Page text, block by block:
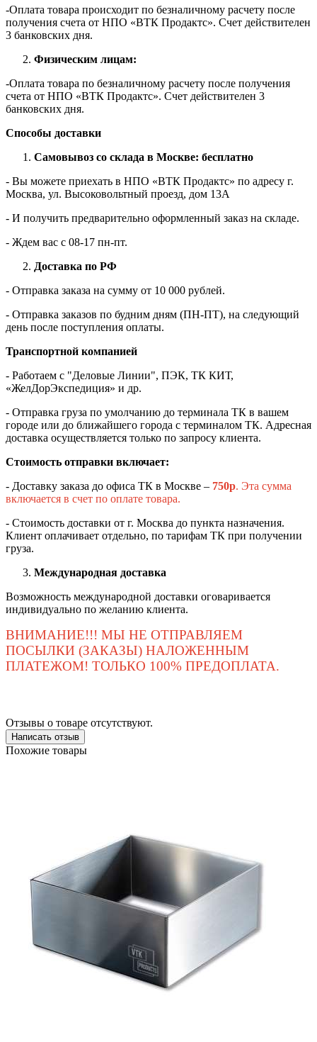
-Оплата товара происходит по безналичному расчету после
получения счета от НПО «ВТК Продактс». Счет действителен
3 банковских дня.
Физическим лицам:
-Оплата товара по безналичному расчету после получения
счета от НПО «ВТК Продактс». Счет действителен 3
банковских дня.
Способы доставки
Самовывоз со склада в Москве: бесплатно
- Вы можете приехать в НПО «ВТК Продактс» по адресу г.
Москва, ул. Высоковольтный проезд, дом 13А
- И получить предварительно оформленный заказ на складе.
- Ждем вас c 08-17 пн-пт.
Доставка по РФ
- Отправка заказа на сумму от 10 000 рублей.
- Отправка заказов по будним дням (ПН-ПТ), на следующий
день после поступления оплаты.
Транспортной компанией
- Работаем с "Деловые Линии", ПЭК, ТК КИТ,
«ЖелДорЭкспедиция» и др.
- Отправка груза по умолчанию до терминала ТК в вашем
городе или до ближайшего города с терминалом ТК. Адресная
доставка осуществляется только по запросу клиента.
Стоимость отправки включает:
- Доставку заказа до офиса ТК в Москве – 750р. Эта сумма
включается в счет по оплате товара.
- Стоимость доставки от г. Москва до пункта назначения.
Клиент оплачивает отдельно, по тарифам ТК при получении
груза.
Международная доставка
Возможность международной доставки оговаривается
индивидуально по желанию клиента.
ВНИМАНИЕ!!! МЫ НЕ ОТПРАВЛЯЕМ
ПОСЫЛКИ (ЗАКАЗЫ) НАЛОЖЕННЫМ
ПЛАТЕЖОМ! ТОЛЬКО 100% ПРЕДОПЛАТА.
Отзывы о товаре отсутствуют.
Написать отзыв
Похожие товары